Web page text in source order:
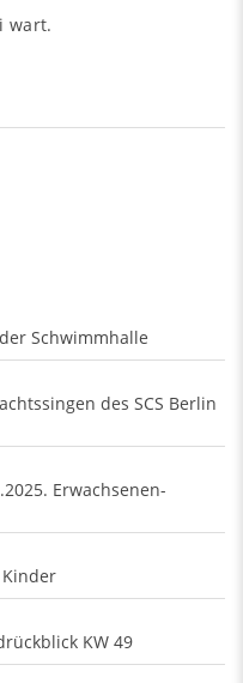
wart.
Schwimmhalle
des SCS Berlin
Erwachsenen-
KW 49